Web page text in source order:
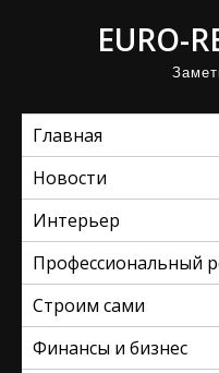
EURO-
Главная
Новости
Интерьер
Профессиональный
Строим сами
Финансы и бизнес